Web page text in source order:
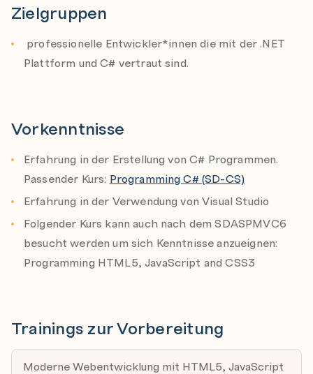
Razor Syntax
Razor Pages
Erstellen von Views, Models und Controllers
Inline-Code
Injecten von Services bei Razor Pages und MVC
Controllers
Model Binding
Partial Views
View Components
Authentication und Authorization
Real-Time Communication mit SignalR
Zielgruppen
professionelle Entwickler*innen die mit der .NET
Plattform und C# vertraut sind.
Vorkenntnisse
Erfahrung in der Erstellung von C# Programmen.
Passender Kurs: Programming C# (SD-CS)
Erfahrung in der Verwendung von Visual Studio
Folgender Kurs kann auch nach dem SDASPMVC6
besucht werden um sich Kenntnisse anzueignen:
Programming HTML5, JavaScript and CSS3
Trainings zur Vorbereitung
Moderne Webentwicklung mit HTML5, JavaScript